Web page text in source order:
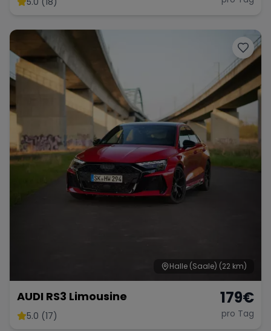
Range Rover
Halle (Saale) (22 km)
AUDI RS3 Limousine
5.0 (17)
179€
pro Tag